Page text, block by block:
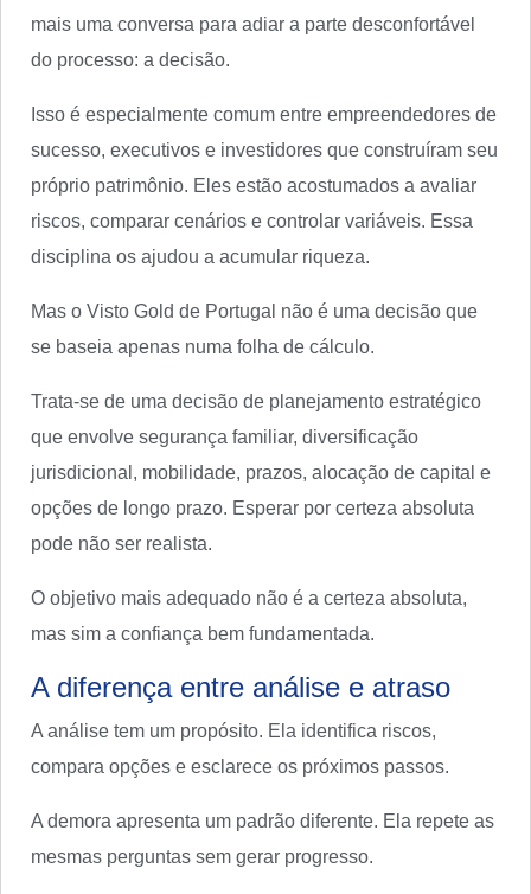
mais uma conversa para adiar a parte desconfortável
do processo: a decisão.
Isso é especialmente comum entre empreendedores de
sucesso, executivos e investidores que construíram seu
próprio patrimônio. Eles estão acostumados a avaliar
riscos, comparar cenários e controlar variáveis. Essa
disciplina os ajudou a acumular riqueza.
Mas o Visto Gold de Portugal não é uma decisão que
se baseia apenas numa folha de cálculo.
Trata-se de uma decisão de planejamento estratégico
que envolve segurança familiar, diversificação
jurisdicional, mobilidade, prazos, alocação de capital e
opções de longo prazo. Esperar por certeza absoluta
pode não ser realista.
O objetivo mais adequado não é a certeza absoluta,
mas sim a confiança bem fundamentada.
A diferença entre análise e atraso
A análise tem um propósito. Ela identifica riscos,
compara opções e esclarece os próximos passos.
A demora apresenta um padrão diferente. Ela repete as
mesmas perguntas sem gerar progresso.